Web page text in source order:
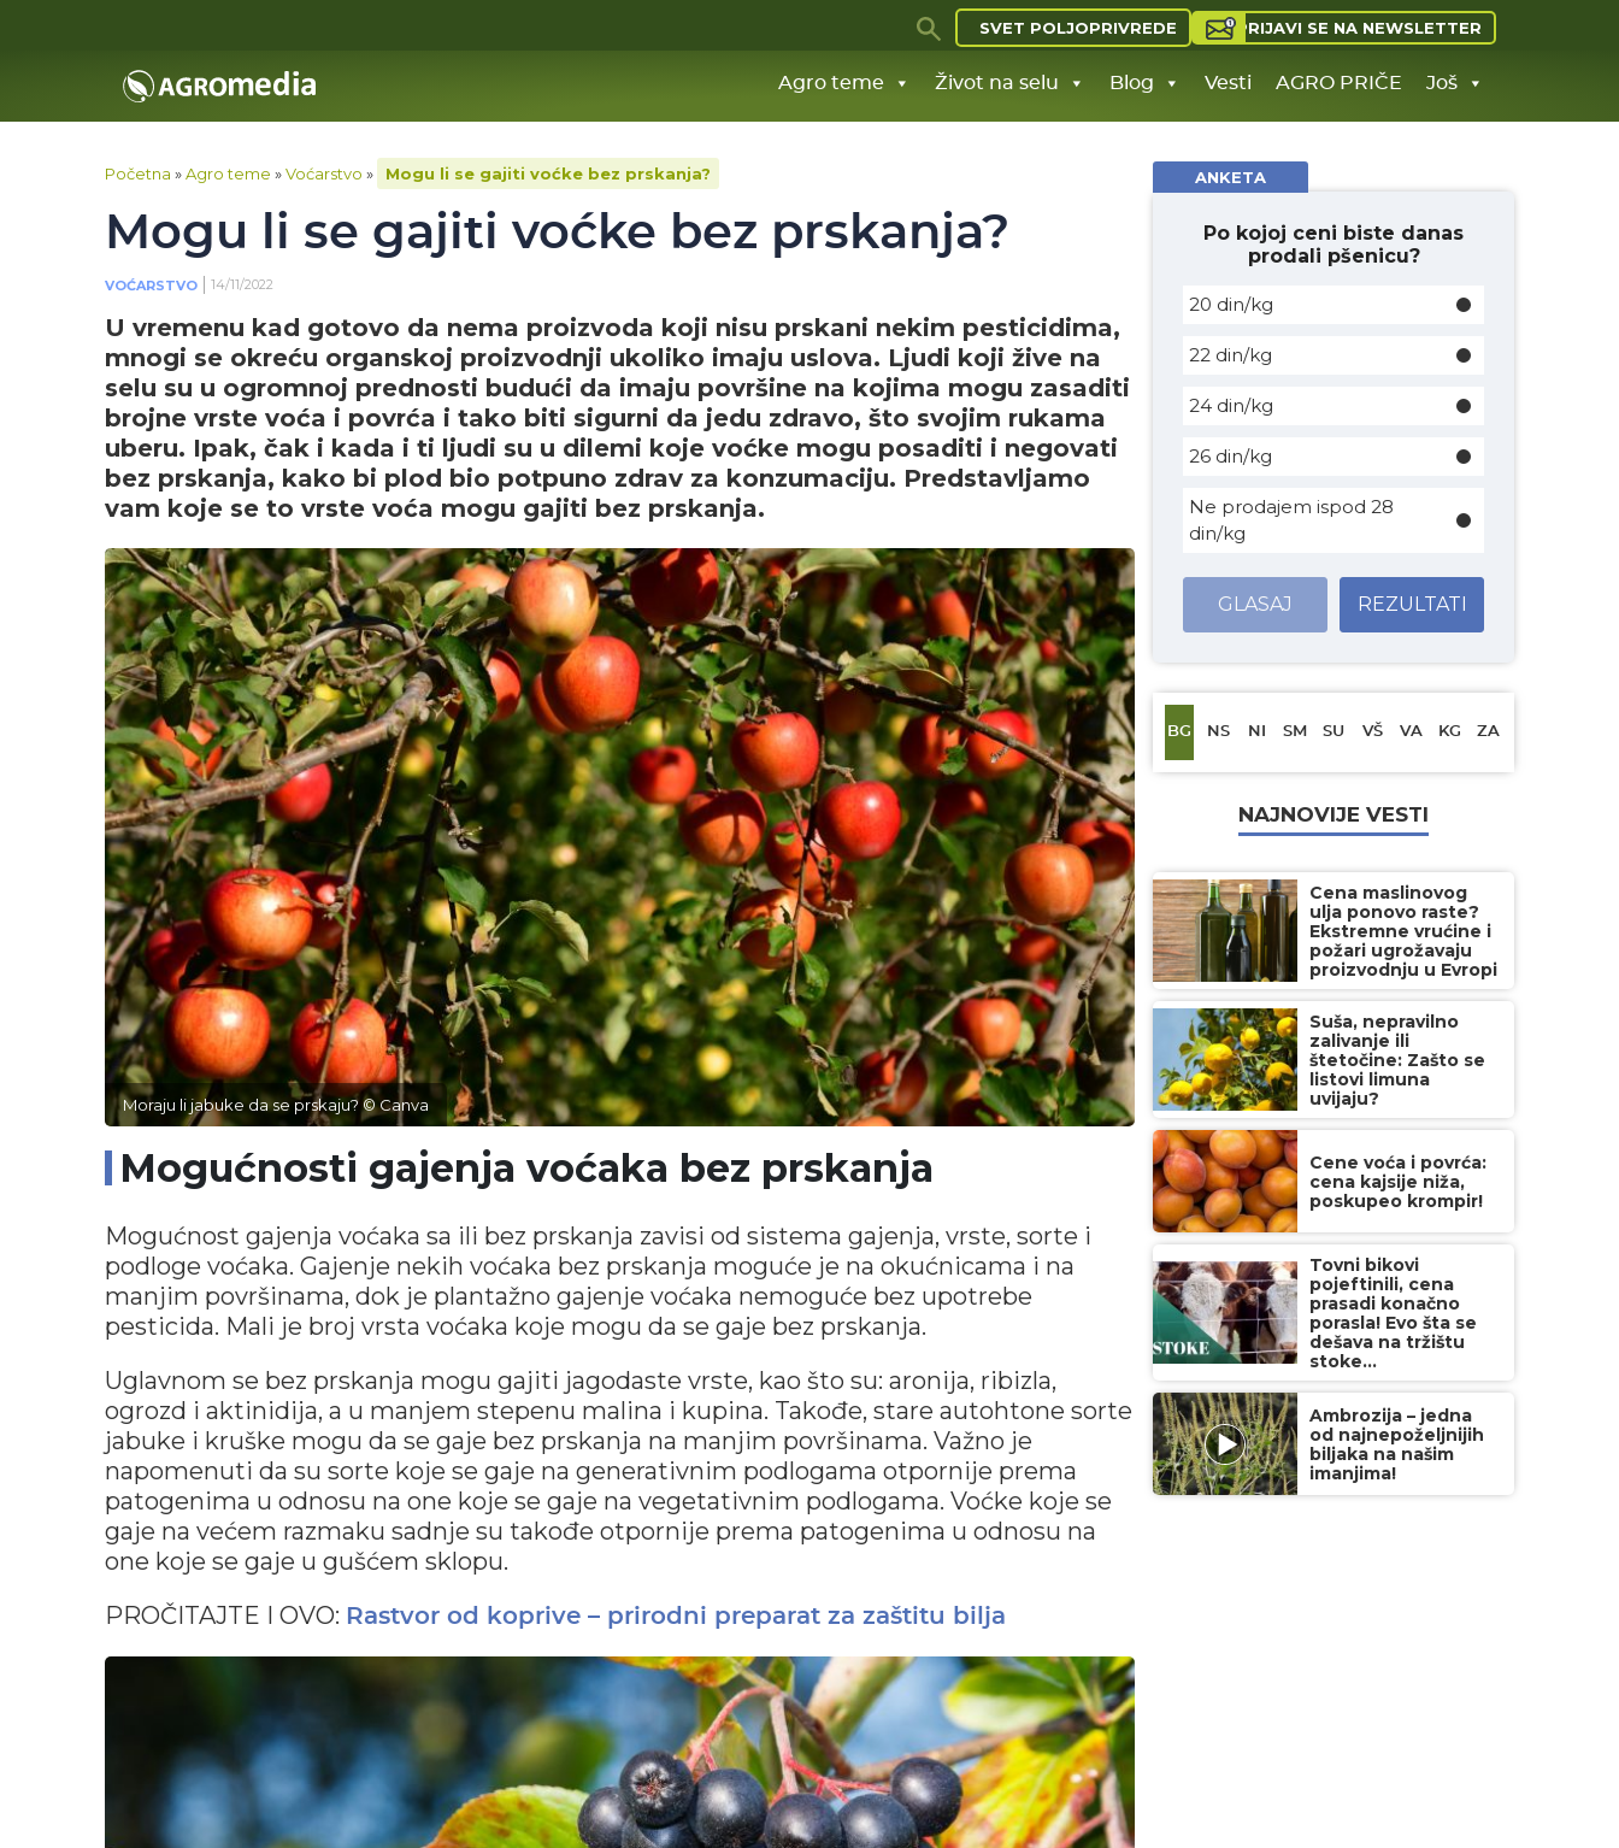
SVET POLJOPRIVREDE PRIJAVI SE NA NEWSLETTER
Agro teme Život na selu Blog Vesti AGRO PRIČE Još
Početna »Agro teme »Voćarstvo » Mogu li se gajiti voćke bez prskanja?
Mogu li se gajiti voćke bez prskanja?
VOĆARSTVO 14/11/2022
U vremenu kad gotovo da nema proizvoda koji nisu prskani nekim pesticidima,
mnogi se okreću organskoj proizvodnji ukoliko imaju uslova. Ljudi koji žive na
selu su u ogromnoj prednosti budući da imaju površine na kojima mogu zasaditi
brojne vrste voća i povrća i tako biti sigurni da jedu zdravo, što svojim rukama
uberu. Ipak, čak i kada i ti ljudi su u dilemi koje voćke mogu posaditi i negovati
bez prskanja, kako bi plod bio potpuno zdrav za konzumaciju. Predstavljamo
vam koje se to vrste voća mogu gajiti bez prskanja.
Moraju li jabuke da se prskaju? © Canva
Mogućnosti gajenja voćaka bez prskanja
Mogućnost gajenja voćaka sa ili bez prskanja zavisi od sistema gajenja, vrste, sorte i
podloge voćaka. Gajenje nekih voćaka bez prskanja moguće je na okućnicama i na
manjim površinama, dok je plantažno gajenje voćaka nemoguće bez upotrebe
pesticida. Mali je broj vrsta voćaka koje mogu da se gaje bez prskanja.
Uglavnom se bez prskanja mogu gajiti jagodaste vrste, kao što su: aronija, ribizla,
ogrozd i aktinidija, a u manjem stepenu malina i kupina. Takođe, stare autohtone sorte
jabuke i kruške mogu da se gaje bez prskanja na manjim površinama. Važno je
napomenuti da su sorte koje se gaje na generativnim podlogama otpornije prema
patogenima u odnosu na one koje se gaje na vegetativnim podlogama. Voćke koje se
gaje na većem razmaku sadnje su takođe otpornije prema patogenima u odnosu na
one koje se gaje u gušćem sklopu.
PROČITAJTE I OVO: Rastvor od koprive – prirodni preparat za zaštitu bilja
ANKETA
Po kojoj ceni biste danas
prodali pšenicu?
20 din/kg
22 din/kg
24 din/kg
26 din/kg
Ne prodajem ispod 28
din/kg
GLASAJ REZULTATI
BG NS NI SM SU VŠ VA KG ZA
NAJNOVIJE VESTI
Cena maslinovog
ulja ponovo raste?
Ekstremne vrućine i
požari ugrožavaju
proizvodnju u Evropi
Suša, nepravilno
zalivanje ili
štetočine: Zašto se
listovi limuna
uvijaju?
Cene voća i povrća:
cena kajsije niža,
poskupeo krompir!
Tovni bikovi
pojeftinili, cena
prasadi konačno
porasla! Evo šta se
dešava na tržištu
stoke...
Ambrozija – jedna
od najnepoželjnijih
biljaka na našim
imanjima!